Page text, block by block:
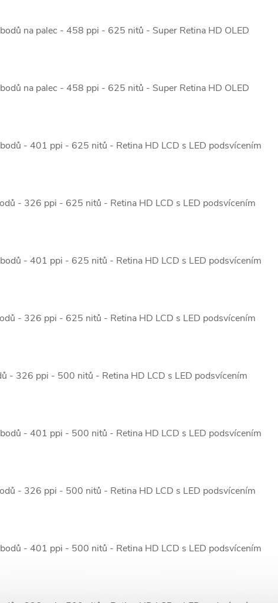
na palec - 458 ppi - 625 nitů - Super Retina HD OLED
na palec - 458 ppi - 625 nitů - Super Retina HD OLED
- 401 ppi - 625 nitů - Retina HD LCD s LED podsvícením
- 326 ppi - 625 nitů - Retina HD LCD s LED podsvícením
- 401 ppi - 625 nitů - Retina HD LCD s LED podsvícením
- 326 ppi - 625 nitů - Retina HD LCD s LED podsvícením
- 326 ppi - 500 nitů - Retina HD LCD s LED podsvícením
- 401 ppi - 500 nitů - Retina HD LCD s LED podsvícením
- 326 ppi - 500 nitů - Retina HD LCD s LED podsvícením
- 401 ppi - 500 nitů - Retina HD LCD s LED podsvícením